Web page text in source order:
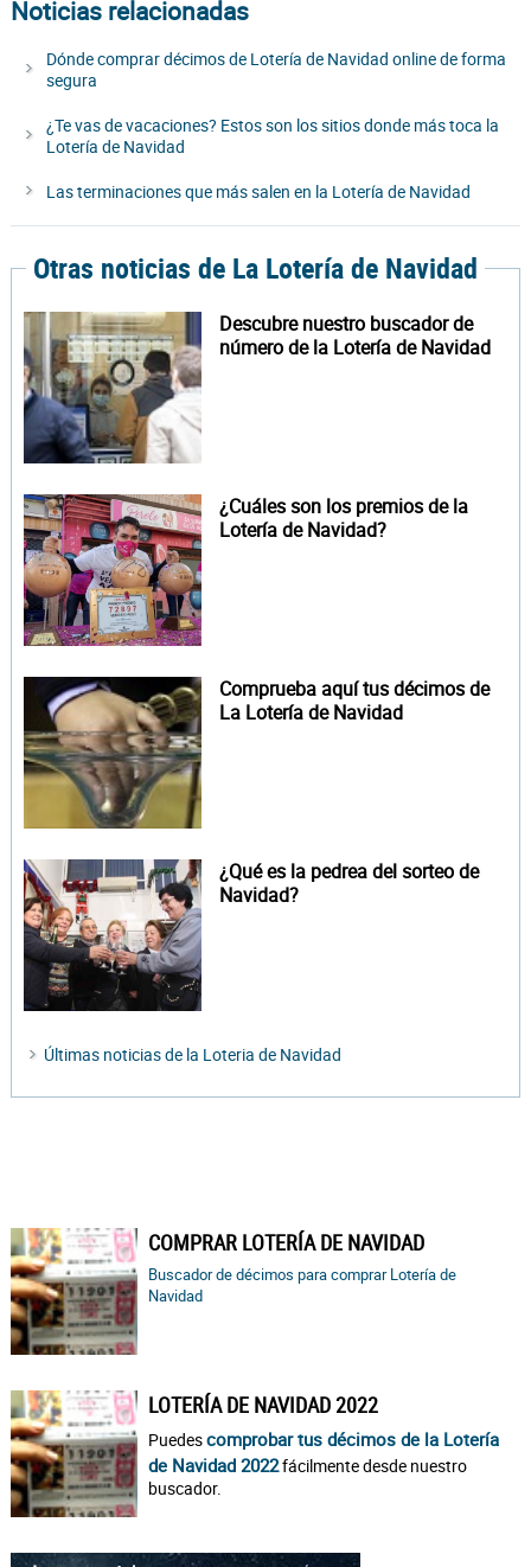
Noticias relacionadas
Dónde comprar décimos de Lotería de Navidad online de forma
segura
¿Te vas de vacaciones? Estos son los sitios donde más toca la
Lotería de Navidad
Las terminaciones que más salen en la Lotería de Navidad
Otras noticias de La Lotería de Navidad
Descubre nuestro buscador de
número de la Lotería de Navidad
¿Cuáles son los premios de la
Lotería de Navidad?
Comprueba aquí tus décimos de
La Lotería de Navidad
¿Qué es la pedrea del sorteo de
Navidad?
Últimas noticias de la Loteria de Navidad
COMPRAR LOTERÍA DE NAVIDAD
Buscador de décimos para comprar Lotería de
Navidad
LOTERÍA DE NAVIDAD 2022
Puedescomprobar tus décimos de la Lotería
de Navidad 2022fácilmente desde nuestro
buscador.